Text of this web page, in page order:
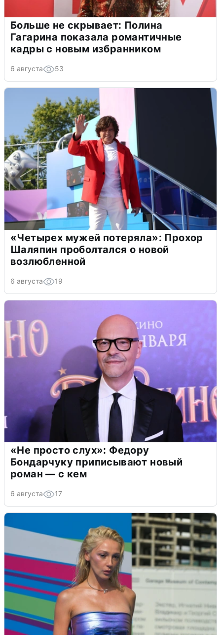
Больше не скрывает: Полина
Гагарина показала романтичные
кадры с новым избранником
6 августа 53
«Четырех мужей потеряла»: Прохор
Шаляпин проболтался о новой
возлюбленной
6 августа 19
«Не просто слух»: Федору
Бондарчуку приписывают новый
роман — с кем
6 августа 17